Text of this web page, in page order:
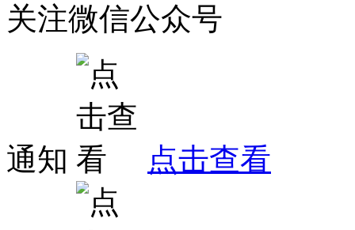
关注微信公众号
通知 点击查看